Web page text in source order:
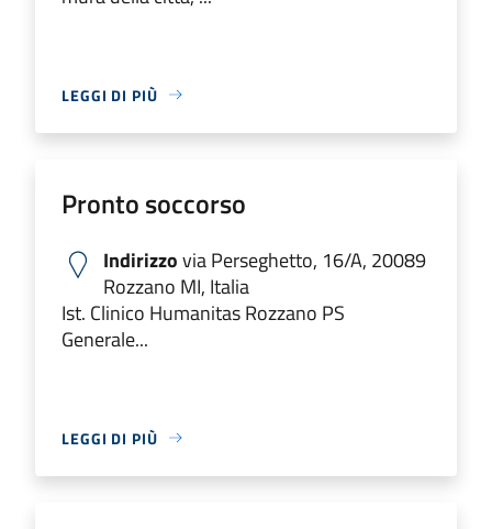
LEGGI DI PIÙ
Pronto soccorso
Indirizzovia Perseghetto, 16/A, 20089
Rozzano MI, Italia
Ist. Clinico Humanitas Rozzano PS
Generale...
LEGGI DI PIÙ